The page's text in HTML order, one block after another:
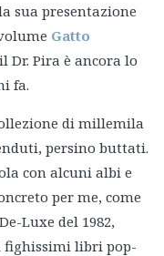
sua presentazione
Gatto
Dr. Pira è ancora lo
fa.
di millemila
persino buttati.
con alcuni albi e
per me, come
Luxe del 1982,
fighissimi libri pop-